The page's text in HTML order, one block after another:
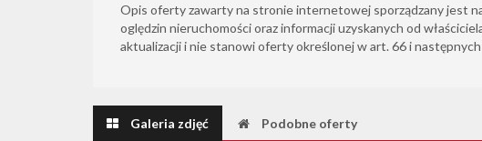
Opis oferty zawarty na stronie internetowej sporządzany jest
oględzin nieruchomości oraz informacji uzyskanych od
aktualizacji i nie stanowi oferty określonej w art. 66 i następnych
Galeria zdjęć Podobne oferty